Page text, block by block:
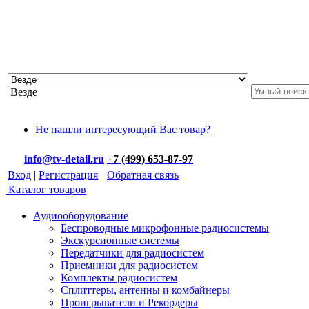
Везде
Не нашли интересующий Вас товар?
info@tv-detail.ru +7 (499) 653-87-97
Вход | Регистрация
Обратная связь
Каталог товаров
Аудиооборудование
Беспроводные микрофонные радиосистемы
Экскурсионные системы
Передатчики для радиосистем
Приемники для радиосистем
Комплекты радиосистем
Сплиттеры, антенны и комбайнеры
Проигрыватели и Рекордеры